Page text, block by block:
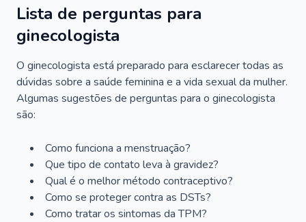
Lista de perguntas para
ginecologista
O ginecologista está preparado para esclarecer todas as
dúvidas sobre a saúde feminina e a vida sexual da mulher.
Algumas sugestões de perguntas para o ginecologista
são:
Como funciona a menstruação?
Que tipo de contato leva à gravidez?
Qual é o melhor método contraceptivo?
Como se proteger contra as DSTs?
Como tratar os sintomas da TPM?